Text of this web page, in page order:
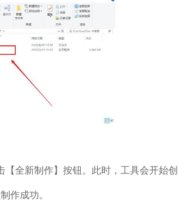
【全新制作】按钮。此时，工具会开始创
作成功。